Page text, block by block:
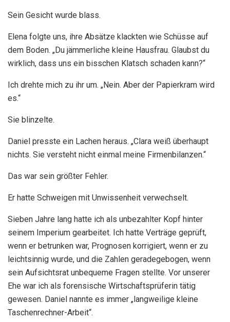
Sein Gesicht wurde blass.
Elena folgte uns, ihre Absätze klackten wie Schüsse auf
dem Boden. „Du jämmerliche kleine Hausfrau. Glaubst du
wirklich, dass uns ein bisschen Klatsch schaden kann?“
Ich drehte mich zu ihr um. „Nein. Aber der Papierkram wird
es.“
Sie blinzelte.
Daniel presste ein Lachen heraus. „Clara weiß überhaupt
nichts. Sie versteht nicht einmal meine Firmenbilanzen.“
Das war sein größter Fehler.
Er hatte Schweigen mit Unwissenheit verwechselt.
Sieben Jahre lang hatte ich als unbezahlter Kopf hinter
seinem Imperium gearbeitet. Ich hatte Verträge geprüft,
wenn er betrunken war, Prognosen korrigiert, wenn er zu
leichtsinnig wurde, und die Zahlen geradegebogen, wenn
sein Aufsichtsrat unbequeme Fragen stellte. Vor unserer
Ehe war ich als forensische Wirtschaftsprüferin tätig
gewesen. Daniel nannte es immer „langweilige kleine
Taschenrechner-Arbeit“.